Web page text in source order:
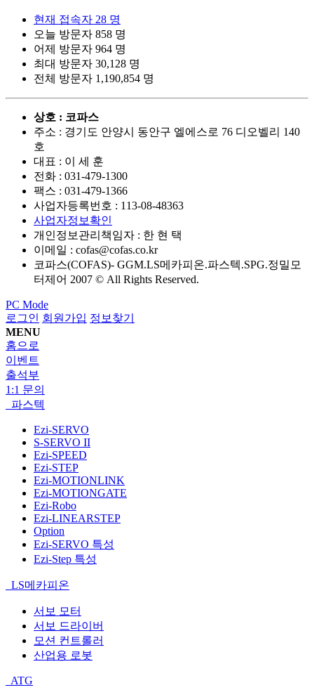
현재 접속자 28 명
오늘 방문자 858 명
어제 방문자 964 명
최대 방문자 30,128 명
전체 방문자 1,190,854 명
상호 : 코파스
주소 : 경기도 안양시 동안구 엘에스로 76 디오벨리 140
호
대표 : 이 세 훈
전화 : 031-479-1300
팩스 : 031-479-1366
사업자등록번호 : 113-08-48363
사업자정보확인
개인정보관리책임자 : 한 현 택
이메일 : cofas@cofas.co.kr
코파스(COFAS)- GGM.LS메카피온.파스텍.SPG.정밀모
터제어 2007 © All Rights Reserved.
PC Mode
로그인 회원가입 정보찾기
MENU
홈으로
이벤트
출석부
1:1 문의
파스텍
Ezi-SERVO
S-SERVO II
Ezi-SPEED
Ezi-STEP
Ezi-MOTIONLINK
Ezi-MOTIONGATE
Ezi-Robo
Ezi-LINEARSTEP
Option
Ezi-SERVO 특성
Ezi-Step 특성
LS메카피온
서보 모터
서보 드라이버
모션 컨트롤러
산업용 로봇
ATG